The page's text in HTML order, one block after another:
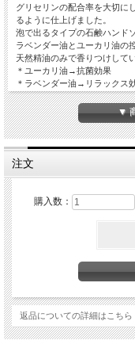
グリセリンの配合率を大切に
るように仕上げました。
泡で出るタイプの石鹸ハンド
ラベンダー油とユーカリ油の
天然精油のみで香りつけして
＊ユーカリ油→抗菌効果
＊ラベンダー油→リラックス
＊ハッカ油→消臭、リフレッ
3種の精油のバランスよい香
▼
注文
購入数：
返品についての詳細はこちら